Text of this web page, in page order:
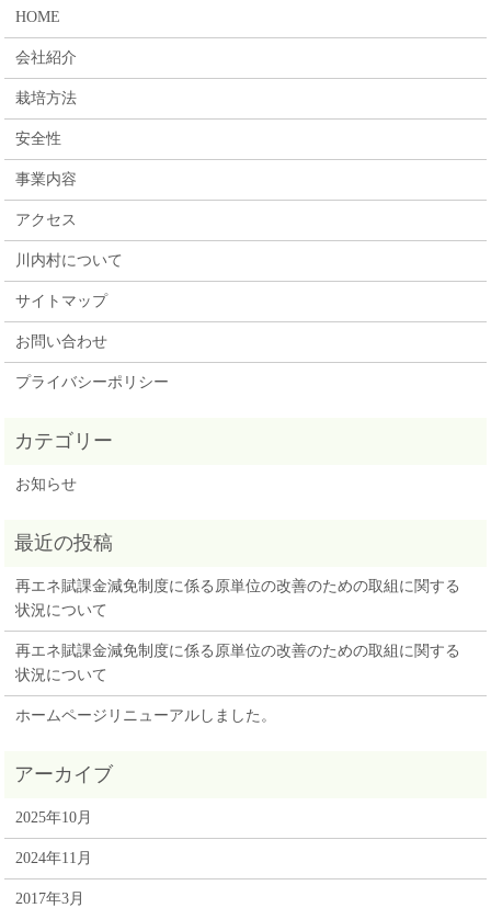
HOME
会社紹介
栽培方法
安全性
事業内容
アクセス
川内村について
サイトマップ
お問い合わせ
プライバシーポリシー
お知らせ
再エネ賦課金減免制度に係る原単位の改善のための取組に関する
状況について
再エネ賦課金減免制度に係る原単位の改善のための取組に関する
状況について
ホームページリニューアルしました。
2025年10月
2024年11月
2017年3月